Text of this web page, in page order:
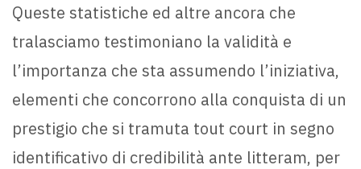
Queste statistiche ed altre ancora che
tralasciamo testimoniano la validità e
l’importanza che sta assumendo l’iniziativa,
elementi che concorrono alla conquista di un
prestigio che si tramuta tout court in segno
identificativo di credibilità ante litteram, per